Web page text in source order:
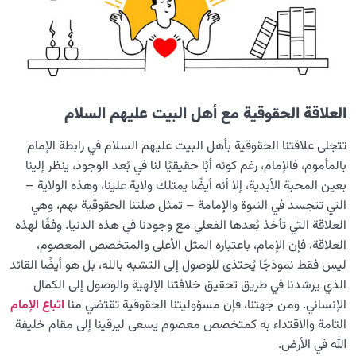
العلاقة الحقوقية مع أهل البيت عليهم السلام
تتجلى علاقتنا الحقوقية بأهل البيت عليهم السلام في رابطة الإمام
بالمأموم، فالإمام، رغم كونه أبًا حقيقيًا لنا في بُعد الوجود، ينظر إلينا
بعين المحبة الأبدية، إلا أنه أيضًا يمتلك ولاية علينا، وهذه الولاية –
التي تتجسد في النبوة والإمامة – تمثل صلتنا الحقوقية بهم، وهي
العلاقة التي تأخذ بُعدها الفعلي مع وجودنا في هذه الدنيا. وفقًا لهذه
العلاقة، فإن الإمام، باعتباره المثل الأعلى والمتخصص المعصوم،
ليس فقط نموذجًا يُحتذى للوصول إلى التشبه بالله، بل هو أيضًا القائد
الذي يرشدنا في طريق تحقيق خلافتنا الإلهية والوصول إلى الكمال
الإنساني. ومن جهتنا، فإن مسؤوليتنا الحقوقية تقتضي منا اتباع الإمام
التامة والاقتداء به كمتخصص معصوم يسعى ليرقينا إلى مقام خليفة
الله في الأرض.